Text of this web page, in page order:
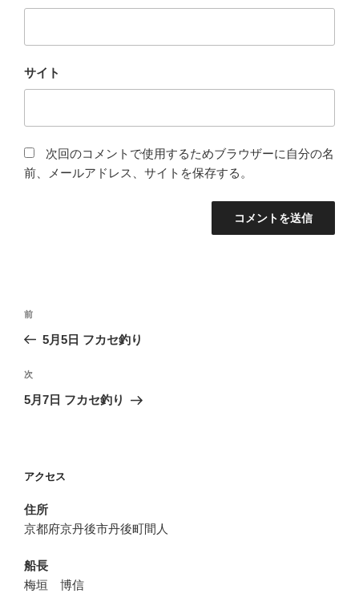
サイト
次回のコメントで使用するためブラウザーに自分の名
前、メールアドレス、サイトを保存する。
投
ビ
ゲ
ン
前
の
稿
前
5月5日 フカセ釣り
次
の
次
5月7日 フカセ釣り
アクセス
住所
京都府京丹後市丹後町間人
船長
梅垣 博信